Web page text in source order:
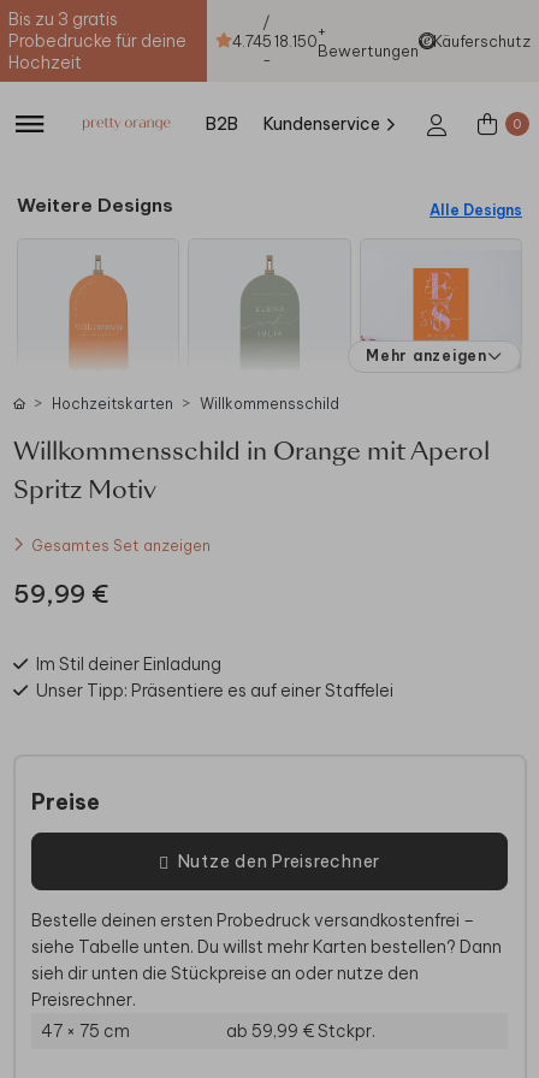
Bis zu 3 gratis
Probedrucke für deine
Hochzeit
4.74
/
5
-
18.150+
Bewertungen
Käuferschutz
B2B Kundenservice 0
Weitere Designs Alle Designs
Mehr anzeigen
Hochzeitskarten Willkommensschild
Willkommensschild in Orange mit Aperol
Spritz Motiv
Gesamtes Set anzeigen
59,99 €
Im Stil deiner Einladung
Unser Tipp: Präsentiere es auf einer Staffelei
Preise
Nutze den Preisrechner
Bestelle deinen ersten Probedruck versandkostenfrei –
siehe Tabelle unten. Du willst mehr Karten bestellen? Dann
sieh dir unten die Stückpreise an oder nutze den
Preisrechner.
47 × 75 cm
ab 59,99 €Stckpr.